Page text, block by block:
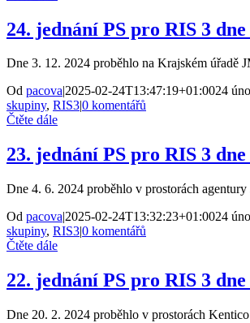
24. jednání PS pro RIS 3 dne
Dne 3. 12. 2024 proběhlo na Krajském úřadě
Od pacova|2025-02-24T13:47:19+01:0024
skupiny, RIS3|0 komentářů
Čtěte dále
23. jednání PS pro RIS 3 dne
Dne 4. 6. 2024 proběhlo v prostorách
Od pacova|2025-02-24T13:32:23+01:0024
skupiny, RIS3|0 komentářů
Čtěte dále
22. jednání PS pro RIS 3 dne
Dne 20. 2. 2024 proběhlo v prostorách